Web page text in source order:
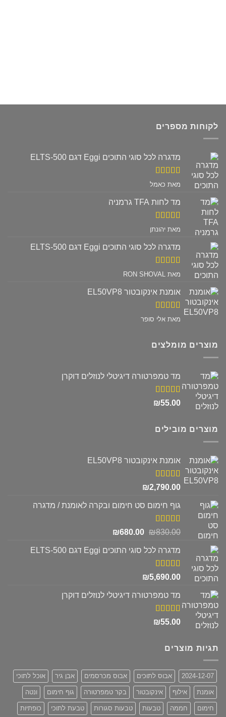
לקוחות מספרים
מדגרה לכל סוגי התוכים Eggi דגם ELTS-500
דורג 5מתוך
מאת כאמל
מד לחות TFA גרמניה
דורג 5מתוך
מאת יהונתן
מדגרה לכל סוגי התוכים Eggi דגם ELTS-500
דורג 5מתוך
מאת RON SHOVAL
אומנת אינקובטור EL50VP8
דורג 5מתוך
מאת אלי סופר
מוצרים מומלצים
מד טמפרטורה דיגיטלי לנוזלים דוקרן
דורג5.00
₪55.00
מוצרים מובילים
אומנת אינקובטור EL50VP8
דורג5.00
₪2,790.00
גוף חימום סט חימום ובקרה לאומנת / מדגרה
דורג5.00
₪830.00
המחיר
היה:
₪680.00
המחיר
הוא:
מדגרה לכל סוגי התוכים Eggi דגם ELTS-500
דורג5.00
₪5,690.00
מד טמפרטורה דיגיטלי לנוזלים דוקרן
דורג5.00
₪55.00
תגיות מוצרים
2024-12-07 אבוס לתוכים אבוס מכרסמים אבן גיר אוכל לתוכי
אומנת אילוף אינקובטור בקר טמפרטורה גוף חימום ונטה
חימום חממה טבעות טבעות סגורות טבעת לתוכי כופתיות